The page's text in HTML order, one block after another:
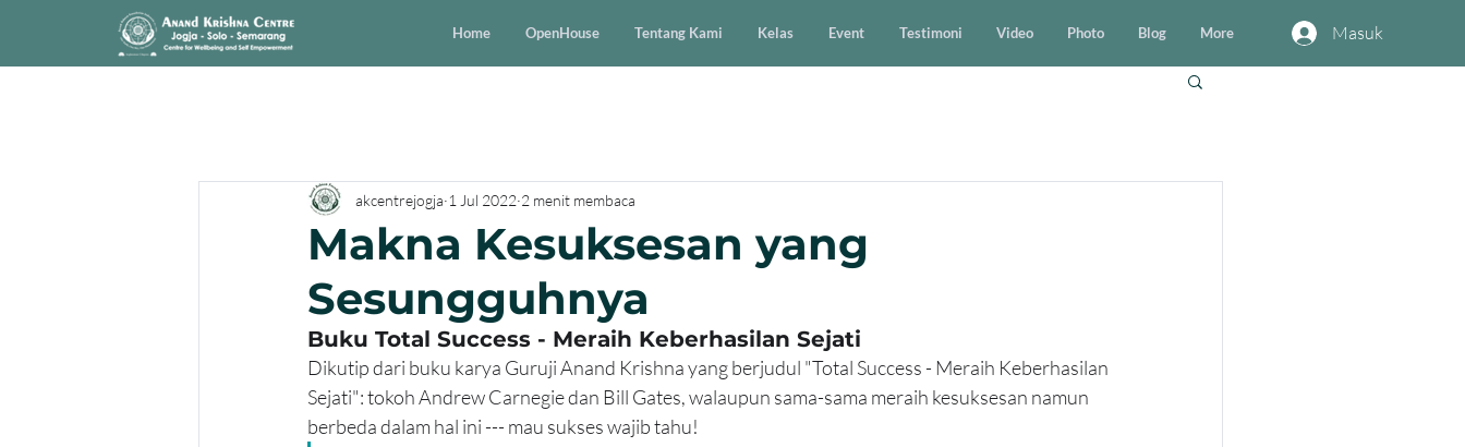
Home OpenHouse Tentang Kami Kelas Event Testimoni Video Photo Blog More Masuk
Makna Kesuksesan yang
Sesungguhnya
akcentrejogja 1 Jul 2022 2 menit membaca
Buku Total Success - Meraih Keberhasilan Sejati
Dikutip dari buku karya Guruji Anand Krishna yang berjudul "Total Success - Meraih Keberhasilan
Sejati": tokoh Andrew Carnegie dan Bill Gates, walaupun sama-sama meraih kesuksesan namun
berbeda dalam hal ini --- mau sukses wajib tahu!